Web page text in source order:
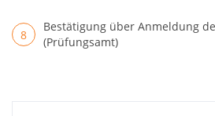
Bestätigung über Anmeldung
(Prüfungsamt)